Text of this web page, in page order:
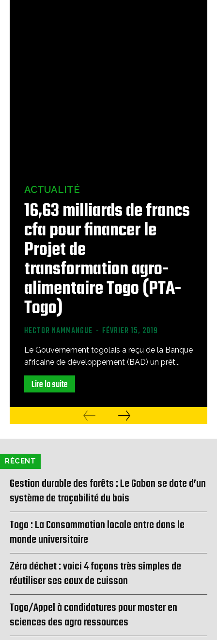
ACTUALITÉ
16,63 milliards de francs
cfa pour financer le
Projet de
transformation agro-
alimentaire Togo (PTA-
Togo)
HECTOR NAMMANGUE - FÉVRIER 15, 2019
Le Gouvernement togolais a reçu de la Banque
africaine de développement (BAD) un prêt...
Lire la suite
RÉCENT
Gestion durable des forêts : Le Gabon se dote d’un
système de traçabilité du bois
Togo : La Consommation locale entre dans le
monde universitaire
Zéro déchet : voici 4 façons très simples de
réutiliser ses eaux de cuisson
Togo/Appel à candidatures pour master en
sciences des agro ressources